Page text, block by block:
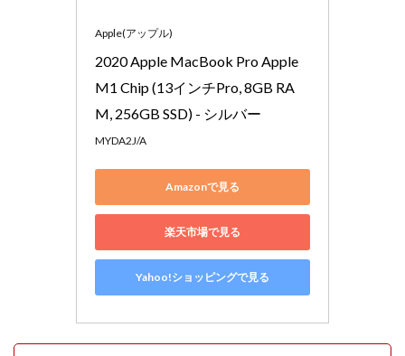
Apple(アップル)
2020 Apple MacBook Pro Apple
M1 Chip (13インチPro, 8GB RA
M, 256GB SSD) - シルバー
MYDA2J/A
Amazonで見る
楽天市場で見る
Yahoo!ショッピングで見る